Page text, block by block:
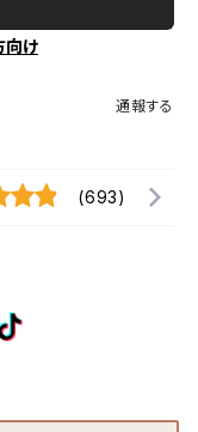
向け
通報する
(693)